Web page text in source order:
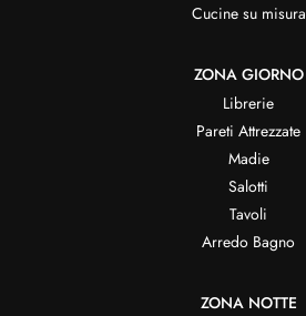
Cucine su misura
ZONA GIORNO
Librerie
Pareti Attrezzate
Madie
Salotti
Tavoli
Arredo Bagno
ZONA NOTTE